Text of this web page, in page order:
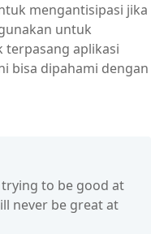
mengantisipasi jika
untuk
terpasang aplikasi
bisa dipahami dengan
to be good at
never be great at